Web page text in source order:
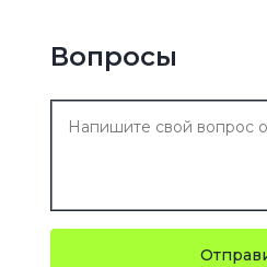
Вопросы